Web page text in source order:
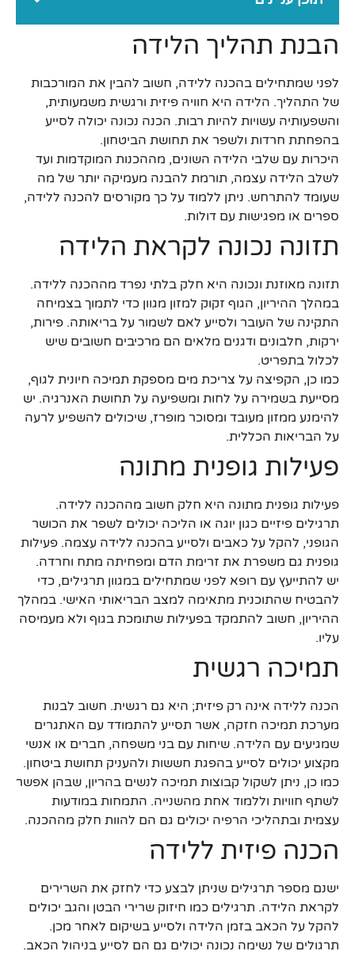
הבנת תהליך הלידה
לפני שמתחילים בהכנה ללידה, חשוב להבין את המורכבות
של התהליך. הלידה היא חוויה פיזית ורגשית משמעותית,
והשפעותיה עשויות להיות רבות. הכנה נכונה יכולה לסייע
בהפחתת חרדות ולשפר את תחושת הביטחון.
היכרות עם שלבי הלידה השונים, מההכנות המוקדמות ועד
לשלב הלידה עצמה, תורמת להבנה מעמיקה יותר של מה
שעומד להתרחש. ניתן ללמוד על כך מקורסים להכנה ללידה,
ספרים או מפגישות עם דולות.
תזונה נכונה לקראת הלידה
תזונה מאוזנת ונכונה היא חלק בלתי נפרד מההכנה ללידה.
במהלך ההיריון, הגוף זקוק למזון מגוון כדי לתמוך בצמיחה
התקינה של העובר ולסייע לאם לשמור על בריאותה. פירות,
ירקות, חלבונים ודגנים מלאים הם מרכיבים חשובים שיש
לכלול בתפריט.
כמו כן, הקפיצה על צריכת מים מספקת תמיכה חיונית לגוף,
מסייעת בשמירה על לחות ומשפיעה על תחושת האנרגיה. יש
להימנע ממזון מעובד ומסוכר מופרז, שיכולים להשפיע לרעה
על הבריאות הכללית.
פעילות גופנית מתונה
פעילות גופנית מתונה היא חלק חשוב מההכנה ללידה.
תרגילים פיזיים כגון יוגה או הליכה יכולים לשפר את הכושר
הגופני, להקל על כאבים ולסייע בהכנה ללידה עצמה. פעילות
גופנית גם משפרת את זרימת הדם ומפחיתה מתח וחרדה.
יש להתייעץ עם רופא לפני שמתחילים במגוון תרגילים, כדי
להבטיח שהתוכנית מתאימה למצב הבריאותי האישי. במהלך
ההיריון, חשוב להתמקד בפעילות שתומכת בגוף ולא מעמיסה
עליו.
תמיכה רגשית
הכנה ללידה אינה רק פיזית; היא גם רגשית. חשוב לבנות
מערכת תמיכה חזקה, אשר תסייע להתמודד עם האתגרים
שמגיעים עם הלידה. שיחות עם בני משפחה, חברים או אנשי
מקצוע יכולים לסייע בהפגת חששות ולהעניק תחושת ביטחון.
כמו כן, ניתן לשקול קבוצות תמיכה לנשים בהריון, שבהן אפשר
לשתף חוויות וללמוד אחת מהשנייה. התמחות במודעות
עצמית ובתהליכי הרפיה יכולים גם הם להוות חלק מההכנה.
הכנה פיזית ללידה
ישנם מספר תרגילים שניתן לבצע כדי לחזק את השרירים
לקראת הלידה. תרגילים כמו חיזוק שרירי הבטן והגב יכולים
להקל על הכאב בזמן הלידה ולסייע בשיקום לאחר מכן.
תרגולים של נשימה נכונה יכולים גם הם לסייע בניהול הכאב.